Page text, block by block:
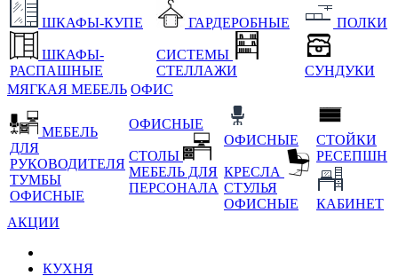
ШКАФЫ-КУПЕ
ШКАФЫ-
РАСПАШНЫЕ
ГАРДЕРОБНЫЕ
СИСТЕМЫ
СТЕЛЛАЖИ
ПОЛКИ
СУНДУКИ
МЯГКАЯ МЕБЕЛЬ ОФИС
МЕБЕЛЬ
ДЛЯ
РУКОВОДИТЕЛЯ
ТУМБЫ
ОФИСНЫЕ
ОФИСНЫЕ
СТОЛЫ
МЕБЕЛЬ ДЛЯ
ПЕРСОНАЛА
ОФИСНЫЕ
КРЕСЛА
СТУЛЬЯ
ОФИСНЫЕ
СТОЙКИ
РЕСЕПШН
КАБИНЕТ
АКЦИИ
КУХНЯ